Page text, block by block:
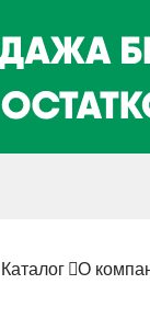
Каталог О